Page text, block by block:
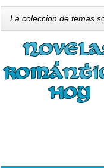
La coleccion de temas